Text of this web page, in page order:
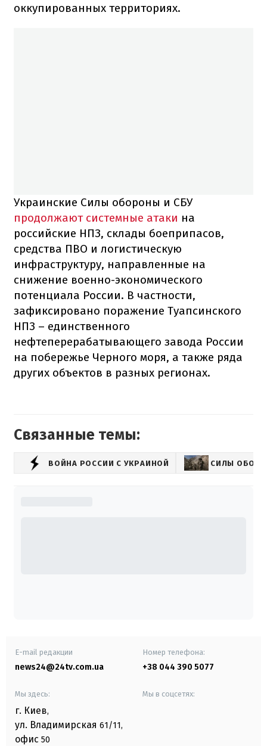
оккупированных территориях.
Украинские Силы обороны и СБУ
продолжают системные атаки на
российские НПЗ, склады боеприпасов,
средства ПВО и логистическую
инфраструктуру, направленные на
снижение военно-экономического
потенциала России. В частности,
зафиксировано поражение Туапсинского
НПЗ – единственного
нефтеперерабатывающего завода России
на побережье Черного моря, а также ряда
других объектов в разных регионах.
Связанные темы:
ВОЙНА РОССИИ С УКРАИНОЙ СИЛЫ
E-mail редакции
news24@24tv.com.ua
Номер телефона:
+38 044 390 5077
Мы здесь:
г. Киев,
ул. Владимирская 61/11,
офис 50
Мы в соцсетях: